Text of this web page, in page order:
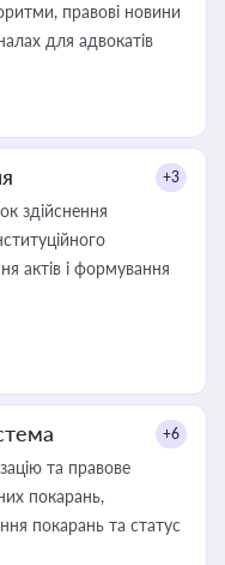
правові новини
для адвокатів
+3
здійснення
актів і формування
+6
та правове
покарань,
покарань та статус